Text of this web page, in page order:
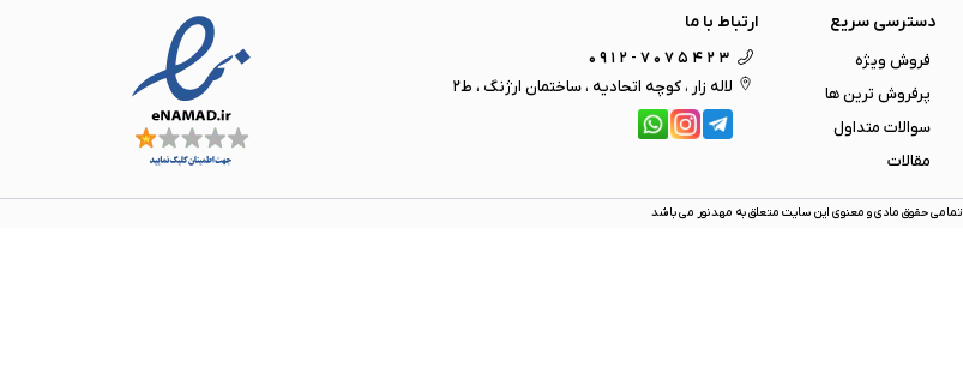
ارتباط با ما
0912-7075423
لاله زار ، کوچه اتحادیه ، ساختمان ارژنگ ، ط2
دسترسی سریع
فروش ویژه
پرفروش ترین ها
سوالات متداول
مقالات
تمامی حقوق مادی و معنوی این سایت متعلق به مهد نور می باشد